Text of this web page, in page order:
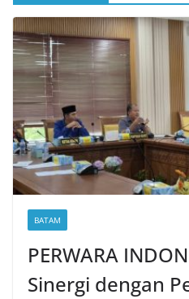
BATAM
PERWARA
Sinergi dengan